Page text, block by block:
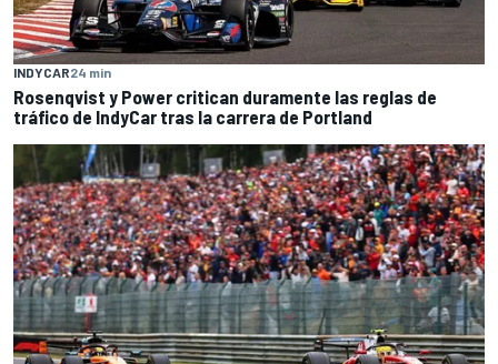
INDYCAR24 min
Rosenqvist y Power critican duramente las reglas de
tráfico de IndyCar tras la carrera de Portland